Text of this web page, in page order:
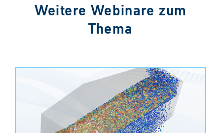
Weitere Webinare zum
Thema